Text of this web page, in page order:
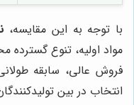
با توجه به این مقایسه،
مواد اولیه، تنوع
فروش عالی، سابقه
انتخاب در بین